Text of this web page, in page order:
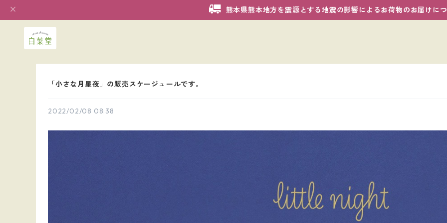
熊本県熊本地方を震源とする地震の影響によるお荷物のお届けに
「小さな月星夜」の販売スケージュールです。
2022/02/08 08:38